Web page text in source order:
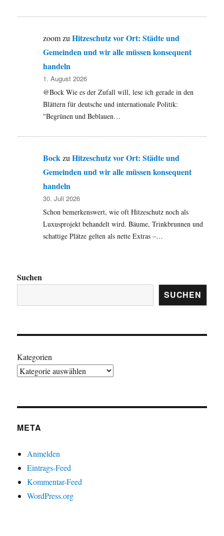
zoomzuHitzeschutz vor Ort: Städte und
Gemeinden und wir alle müssen konsequent
handeln
1. August 2026
@Bock Wie es der Zufall will, lese ich gerade in den
Blättern für deutsche und internationale Politik:
"Begrünen und Beblauen…
Bock zuHitzeschutz vor Ort: Städte und
Gemeinden und wir alle müssen konsequent
handeln
30. Juli 2026
Schon bemerkenswert, wie oft Hitzeschutz noch als
Luxusprojekt behandelt wird. Bäume, Trinkbrunnen und
schattige Plätze gelten als nette Extras –…
Suchen
SUCHEN
Kategorien
META
Anmelden
Eintrags-Feed
Kommentar-Feed
WordPress.org